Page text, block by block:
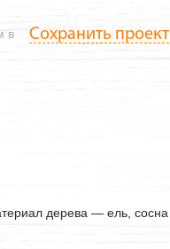
в
Сохранить проект
дерева — ель, сосна